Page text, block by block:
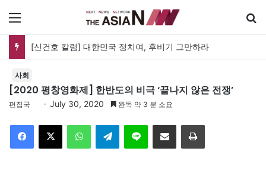
[신건호 칼럼] 대한민국 정치여, 후비기 그만하라
사회
[2020 평창영화제] 한반도의 비극 ‘끝나지 않은 전쟁’
편집국 July 30, 2020 완독 약 3 분 소요
Telegram 이메일